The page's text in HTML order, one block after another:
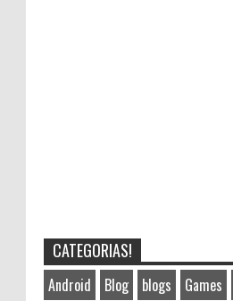
CATEGORIAS!
Android Blog blogs Games